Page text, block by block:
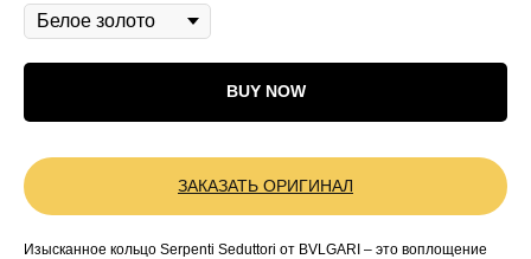
BUY NOW
ЗАКАЗАТЬ ОРИГИНАЛ
Изысканное кольцо Serpenti Seduttori от BVLGARI – это воплощение